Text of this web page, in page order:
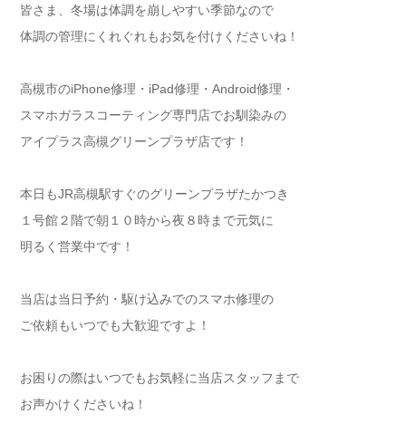
皆さま、冬場は体調を崩しやすい季節なので
体調の管理にくれぐれもお気を付けくださいね！
高槻市のiPhone修理・iPad修理・Android修理・
スマホガラスコーティング専門店でお馴染みの
アイプラス高槻グリーンプラザ店です！
本日もJR高槻駅すぐのグリーンプラザたかつき
１号館２階で朝１０時から夜８時まで元気に
明るく営業中です！
当店は当日予約・駆け込みでのスマホ修理の
ご依頼もいつでも大歓迎ですよ！
お困りの際はいつでもお気軽に当店スタッフまで
お声かけくださいね！